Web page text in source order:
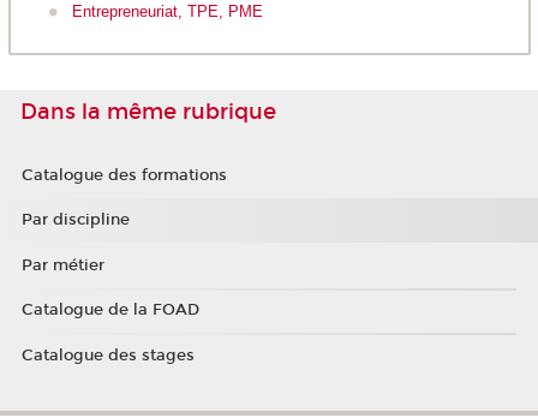
Entrepreneuriat, TPE, PME
Dans la même rubrique
Catalogue des formations
Par discipline
Par métier
Catalogue de la FOAD
Catalogue des stages